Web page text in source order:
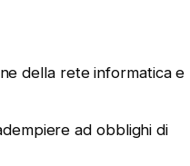
della rete informatica e
ad obblighi di